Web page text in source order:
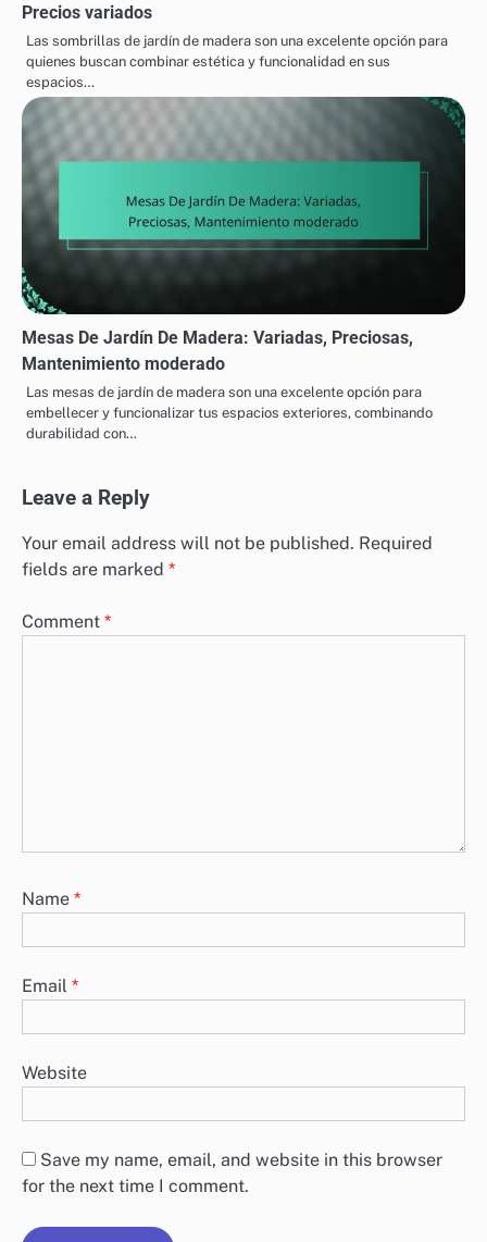
Precios variados
Las sombrillas de jardín de madera son una excelente opción para
quienes buscan combinar estética y funcionalidad en sus
espacios…
Mesas De Jardín De Madera: Variadas, Preciosas,
Mantenimiento moderado
Las mesas de jardín de madera son una excelente opción para
embellecer y funcionalizar tus espacios exteriores, combinando
durabilidad con…
Leave a Reply
Your email address will not be published. Required
fields are marked *
Comment *
Name *
Email *
Website
Save my name, email, and website in this browser
for the next time I comment.